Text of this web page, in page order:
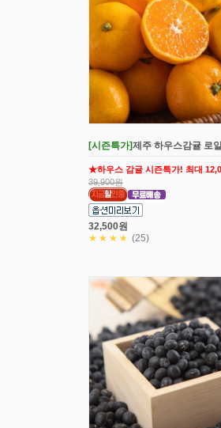
[시즌특가]제주 하우스감귤 로
★하우스 감귤 시즌특가! 최대
39,900원
32,500원
★★★★ (25)